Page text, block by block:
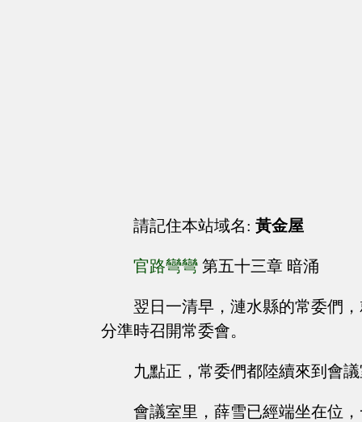
請記住本站域名: 黃金屋
官路彎彎 第五十三章 暗涌
翌日一清早，漣水縣的常委們
分準時召開常委會。
九點正，常委們都陸續來到會
會議室里，薛雪已經端坐在位